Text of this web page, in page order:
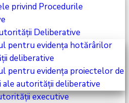
privind Procedurile
Deliberative
pentru evidența hotărârilor
deliberative
pentru evidența proiectelor de
ale autorității deliberative
executive